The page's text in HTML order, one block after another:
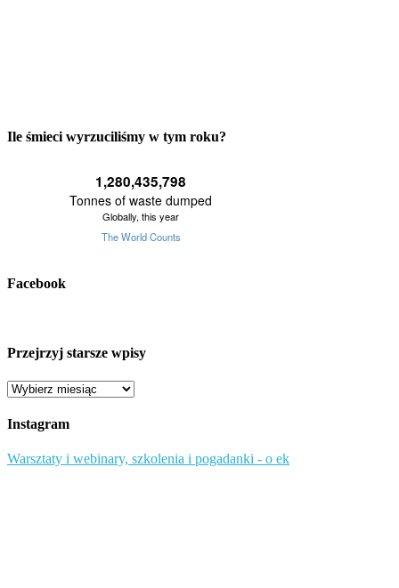
Ile śmieci wyrzuciliśmy w tym roku?
Facebook
Przejrzyj starsze wpisy
Przejrzyj
wpisy
Instagram
Warsztaty i webinary, szkolenia i pogadanki - o ek